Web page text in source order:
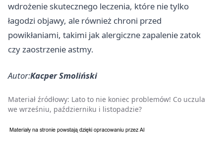
wdrożenie skutecznego leczenia, które nie tylko
łagodzi objawy, ale również chroni przed
powikłaniami, takimi jak alergiczne zapalenie zatok
czy zaostrzenie astmy.
Autor:Kacper Smoliński
Materiał źródłowy: Lato to nie koniec problemów! Co uczula
we wrześniu, październiku i listopadzie?